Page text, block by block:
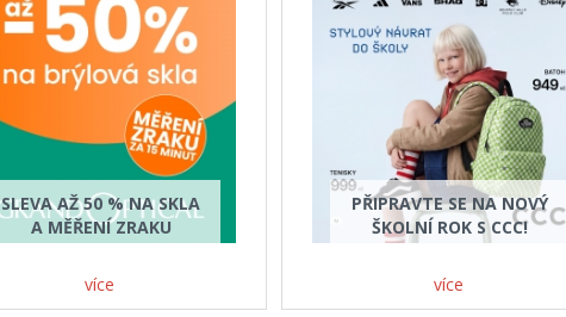
SLEVA AŽ 50 % NA SKLA
A MĚŘENÍ ZRAKU
více
PŘIPRAVTE SE NA NOVÝ
ŠKOLNÍ ROK S CCC!
více